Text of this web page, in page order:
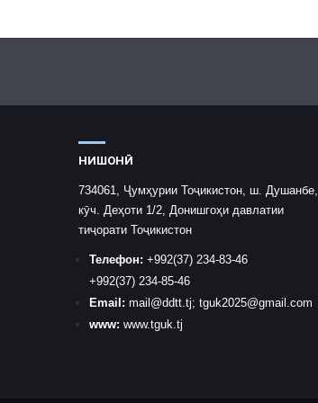
НИШОНӢ
734061, Ҷумҳурии Тоҷикистон, ш. Душанбе,
кӯч. Деҳоти 1/2, Донишгоҳи давлатии
тиҷорати Тоҷикистон
Телефон: +992(37) 234-83-46
+992(37) 234-85-46
Email: mail @ddtt.tj; tguk2025@gmail.com
www: www.tguk.tj